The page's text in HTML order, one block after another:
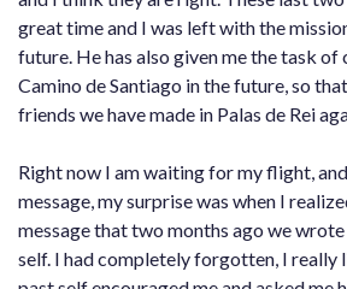
great time and I was left with the
future. He has also given me the task
Camino de Santiago in the future, so
friends we have made in Palas de Rei
Right now I am waiting for my flight,
message, my surprise was when I
message that two months ago we
self. I had completely forgotten, I really